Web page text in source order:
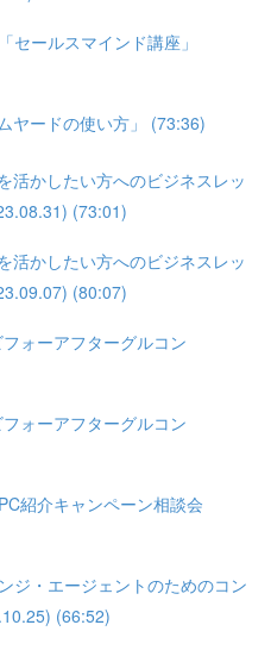
セールスマインド講座」
ヤードの使い方」 (73:36)
活かしたい方へのビジネスレッ
(73:01)
活かしたい方へのビジネスレッ
(80:07)
ォーアフターグルコン
ォーアフターグルコン
紹介キャンペーン相談会
ジ・エージェントのためのコン
(66:52)